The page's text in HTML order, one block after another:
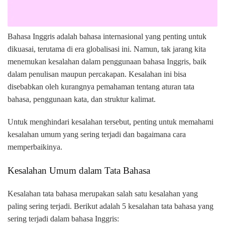
Bahasa Inggris adalah bahasa internasional yang penting untuk
dikuasai, terutama di era globalisasi ini. Namun, tak jarang kita
menemukan kesalahan dalam penggunaan bahasa Inggris, baik
dalam penulisan maupun percakapan. Kesalahan ini bisa
disebabkan oleh kurangnya pemahaman tentang aturan tata
bahasa, penggunaan kata, dan struktur kalimat.
Untuk menghindari kesalahan tersebut, penting untuk memahami
kesalahan umum yang sering terjadi dan bagaimana cara
memperbaikinya.
Kesalahan Umum dalam Tata Bahasa
Kesalahan tata bahasa merupakan salah satu kesalahan yang
paling sering terjadi. Berikut adalah 5 kesalahan tata bahasa yang
sering terjadi dalam bahasa Inggris: